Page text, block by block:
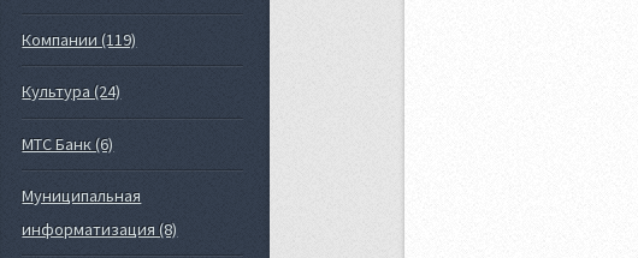
Компании (119)
Культура (24)
МТС Банк (6)
Муниципальная
информатизация (8)